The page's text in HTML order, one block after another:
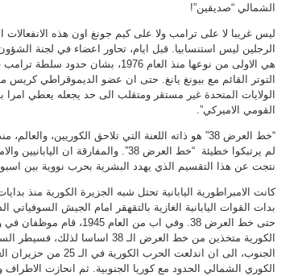
الشمالي “صديقين”!
ليس غريبا لا على ترامب ولا على كيم جونغ اون هذه الانفعالات
الرجلين ليس استنسابيا. قبل ايام، تحاور اعضاء في لجنة
هي الاولى من نوعها منذ العام
التوتر القائم مع بيونغ يانغ. حتى ان عضو الديموقراطي
الولايات المتحدة غير مستقر ومتقلب الى حد يجعله يعطي
القومي الاميركي”.
لم يرتبكوا خطيئة “خط العرض 38”.
نتجت عن هذا التقسيم الذي يهدد البشرية بحرب نووية بين
كانت الامبراطورية اليابانية تحتل شبه الجزيرة الكورية منذ
بدات القوات اليابانية الغازية بالتقهقر امام الجيش
حتى خط العرض 38. وفي اب من
الكورية متخذين من خط العرض الـ
الكوري الشمالي الحدود مع كوريا الجنوبية. ثم انحازت الاطراف